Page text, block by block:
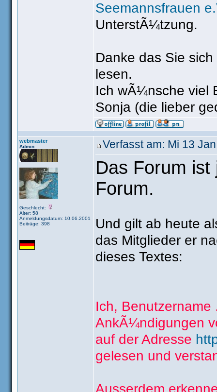
Seemannsfrauen
UnterstÃ¼tzung.
Danke das Sie
lesen.
Ich wÃ¼nsche viel
Sonja (die lieber
webmaster
Admin
Geschlecht:
Alter: 58
Anmeldungsdatum: 10.06.2001
Beiträge: 398
Verfasst am: Mi 13
Das Forum
Forum.
Und gilt ab heute
das Mitglieder er
dieses Textes:
Ich,
AnkÃ¼ndigungen
auf der Adresse
gelesen und
Ausserdem